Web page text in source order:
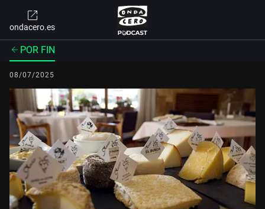
ondacero.es
POR FIN
08/07/2025